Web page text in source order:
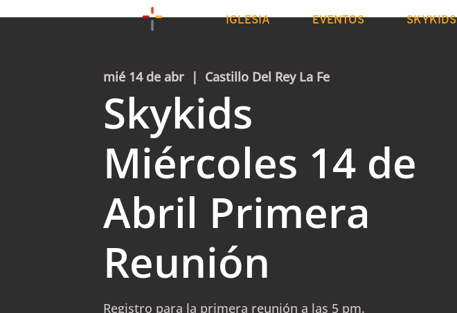
IGLESIA EVENTOS SKYKIDS
mié 14 de abr
  |
Castillo Del Rey La Fe
Skykids
Miércoles 14 de
Abril Primera
Reunión
Registro para la primera reunión a las 5 pm.